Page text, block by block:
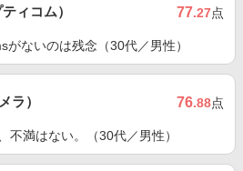
ィコム） 77.27点
がないのは残念（30代／男性）
ラ） 76.88点
不満はない。（30代／男性）